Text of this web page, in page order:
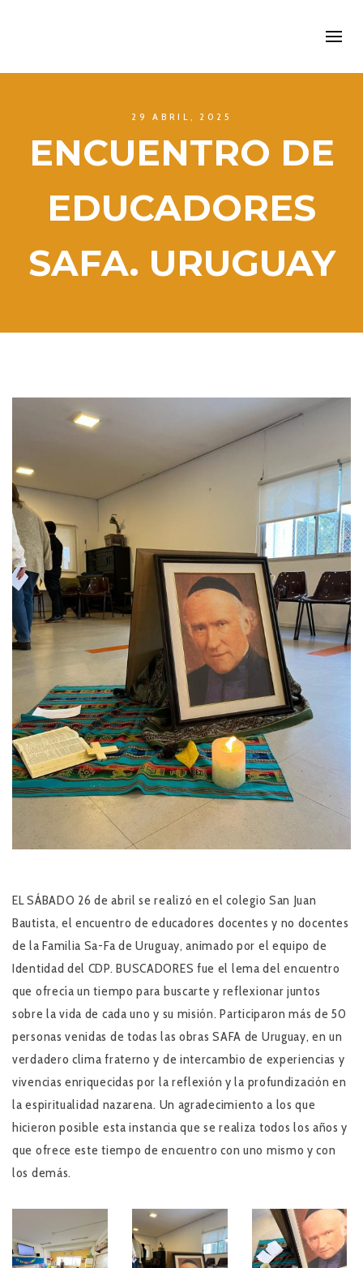
29 ABRIL, 2025
ENCUENTRO DE
EDUCADORES
SAFA. URUGUAY
EL SÁBADO 26 de abril se realizó en el colegio San Juan
Bautista, el encuentro de educadores docentes y no docentes
de la Familia Sa-Fa de Uruguay, animado por el equipo de
Identidad del CDP. BUSCADORES fue el lema del encuentro
que ofrecía un tiempo para buscarte y reflexionar juntos
sobre la vida de cada uno y su misión. Participaron más de 50
personas venidas de todas las obras SAFA de Uruguay, en un
verdadero clima fraterno y de intercambio de experiencias y
vivencias enriquecidas por la reflexión y la profundización en
la espiritualidad nazarena. Un agradecimiento a los que
hicieron posible esta instancia que se realiza todos los años y
que ofrece este tiempo de encuentro con uno mismo y con
los demás.